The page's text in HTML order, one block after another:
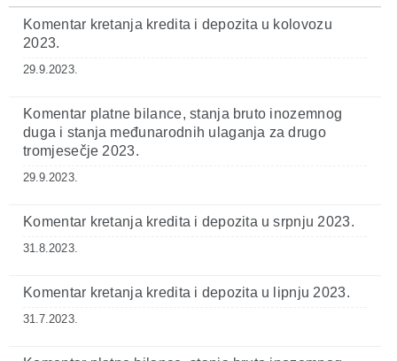
Komentar kretanja kredita i depozita u kolovozu
2023.
29.9.2023.
Komentar platne bilance, stanja bruto inozemnog
duga i stanja međunarodnih ulaganja za drugo
tromjesečje 2023.
29.9.2023.
Komentar kretanja kredita i depozita u srpnju 2023.
31.8.2023.
Komentar kretanja kredita i depozita u lipnju 2023.
31.7.2023.